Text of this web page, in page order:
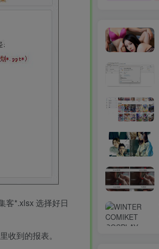
客*.xlsx 选择好日
收到的报表。